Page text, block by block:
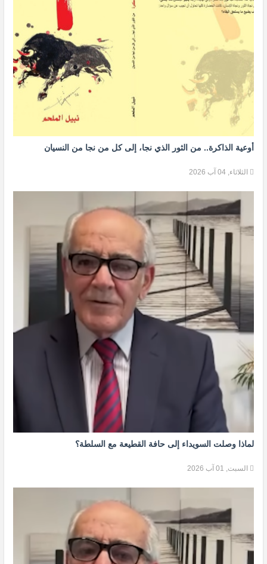
أوعية الذاكرة.. من الثور الذي نجا، إلى كل من نجا من النسيان
الثلاثاء, 04 آب 2026
لماذا وصلت السويداء إلى حافة القطيعة مع السلطة؟
السبت, 01 آب 2026